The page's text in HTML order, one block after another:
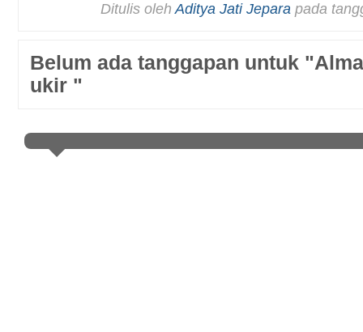
Ditulis olehAditya Jati Jepara pada
Belum ada tanggapan untuk
ukir "